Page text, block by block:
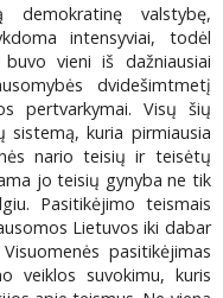
demokratinę valstybę,
intensyviai, todėl
vieni iš dažniausiai
dvidešimtmetį
pertvarkymai. Visų šių
kuria pirmiausia
nario teisių ir teisėtų
jo teisių gynyba ne tik
Pasitikėjimo teismais
Lietuvos iki dabar
pasitikėjimas
veiklos suvokimu, kuris